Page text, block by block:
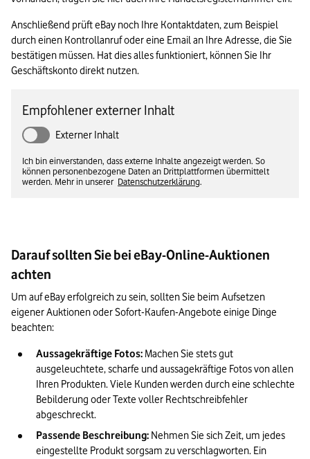
Anschließend prüft eBay noch Ihre Kontaktdaten, zum Beispiel
durch einen Kontrollanruf oder eine Email an Ihre Adresse, die Sie
bestätigen müssen. Hat dies alles funktioniert, können Sie Ihr
Geschäftskonto direkt nutzen.
Empfohlener externer Inhalt
Externer Inhalt
Ich bin einverstanden, dass externe Inhalte angezeigt werden. So
können personenbezogene Daten an Drittplattformen übermittelt
werden. Mehr in unserer Datenschutzerklärung.
Darauf sollten Sie bei eBay-Online-Auktionen
achten
Um auf eBay erfolgreich zu sein, sollten Sie beim Aufsetzen
eigener Auktionen oder Sofort-Kaufen-Angebote einige Dinge
beachten:
Aussagekräftige Fotos: Machen Sie stets gut
ausgeleuchtete, scharfe und aussagekräftige Fotos von allen
Ihren Produkten. Viele Kunden werden durch eine schlechte
Bebilderung oder Texte voller Rechtschreibfehler
abgeschreckt.
Passende Beschreibung: Nehmen Sie sich Zeit, um jedes
eingestellte Produkt sorgsam zu verschlagworten. Ein